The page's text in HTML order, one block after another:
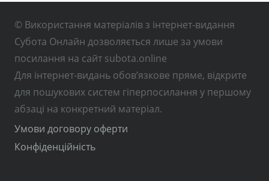
© Використання матеріалів з інтернет-видання
Субота Онлайн дозволяється лише за умови
посилання на сайт subota.online
Для інтернет-видань обов’язкове пряме, відкрите
для пошукових систем гіперпосилання у першому
абзаці на конкретний матеріал.
Умови договору оферти
Конфіденційність